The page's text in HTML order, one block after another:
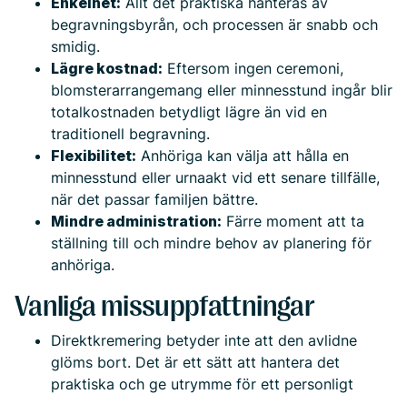
begravningsbyrån, och processen är snabb och
smidig.
Lägre kostnad: Eftersom ingen ceremoni,
blomsterarrangemang eller minnesstund ingår blir
totalkostnaden betydligt lägre än vid en
traditionell begravning.
Flexibilitet: Anhöriga kan välja att hålla en
minnesstund eller urnaakt vid ett senare tillfälle,
när det passar familjen bättre.
Mindre administration: Färre moment att ta
ställning till och mindre behov av planering för
anhöriga.
Vanliga missuppfattningar
Direktkremering betyder inte att den avlidne
glöms bort. Det är ett sätt att hantera det
praktiska och ge utrymme för ett personligt